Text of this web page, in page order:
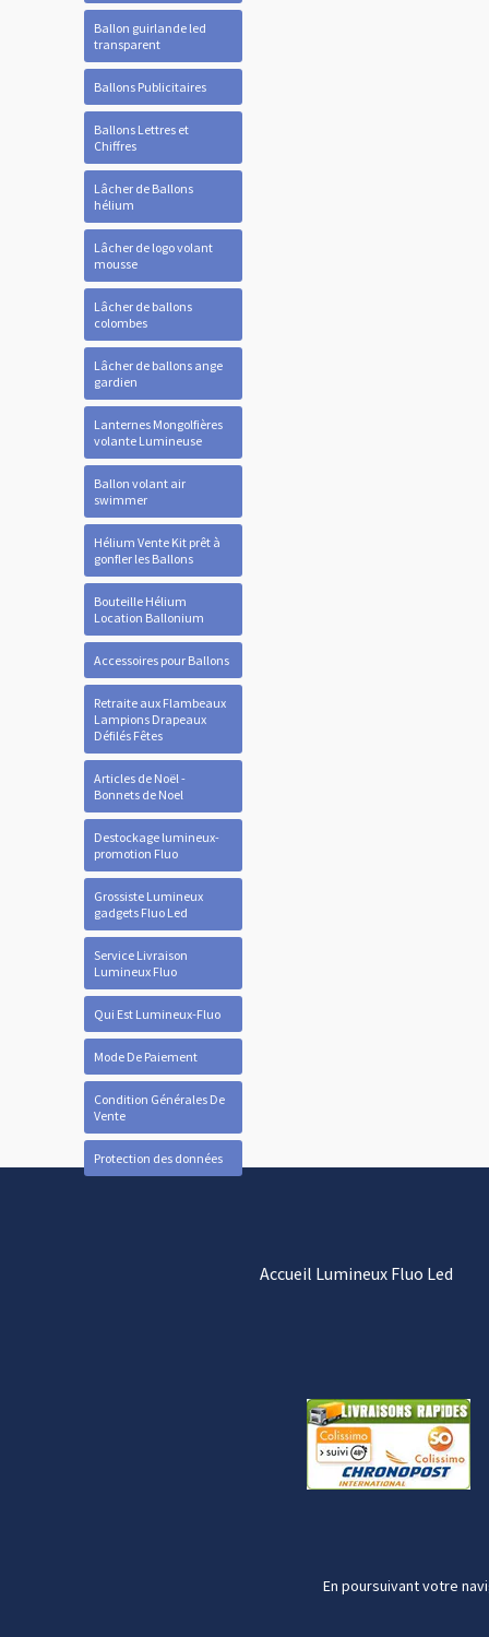
Ballon guirlande led
transparent
Ballons Publicitaires
Ballons Lettres et
Chiffres
Lâcher de Ballons
hélium
Lâcher de logo volant
mousse
Lâcher de ballons
colombes
Lâcher de ballons ange
gardien
Lanternes Mongolfières
volante Lumineuse
Ballon volant air
swimmer
Hélium Vente Kit prêt à
gonfler les Ballons
Bouteille Hélium
Location Ballonium
Accessoires pour Ballons
Retraite aux Flambeaux
Lampions Drapeaux
Défilés Fêtes
Articles de Noël -
Bonnets de Noel
Destockage lumineux-
promotion Fluo
Grossiste Lumineux
gadgets Fluo Led
Service Livraison
Lumineux Fluo
Qui Est Lumineux-Fluo
Mode De Paiement
Condition Générales De
Vente
Protection des données
Accueil Lumineux Fluo Led
En poursuivant votre